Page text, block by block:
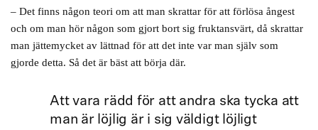
– Det finns någon teori om att man skrattar för att förlösa ångest
och om man hör någon som gjort bort sig fruktansvärt, då skrattar
man jättemycket av lättnad för att det inte var man själv som
gjorde detta. Så det är bäst att börja där.
Att vara rädd för att andra ska tycka att
man är löjlig är i sig väldigt löjligt